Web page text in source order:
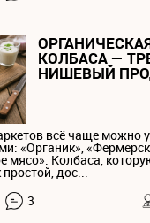
КОЛБАСА —
НИШЕВЫЙ
всё чаще можно
«Органик»,
мясо». Колбаса,
дос...
3